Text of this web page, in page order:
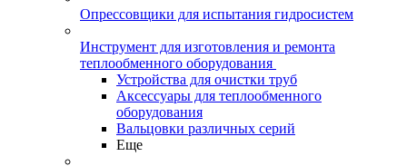
Опрессовщики для испытания гидросистем
Инструмент для изготовления и ремонта
теплообменного оборудования
Устройства для очистки труб
Аксессуары для теплообменного
оборудования
Вальцовки различных серий
Еще